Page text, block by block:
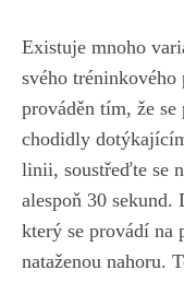
Existuje mnoho
svého⁢
prováděn tím, že
chodidly
linii, soustřeďte‍ se
alespoň 30
který se ⁣provádí na
nataženou​ nahoru.